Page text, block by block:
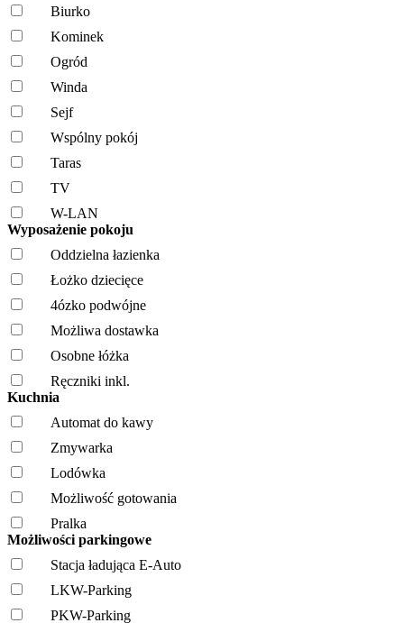
Biurko
Kominek
Ogród
Winda
Sejf
Wspólny pokój
Taras
TV
W-LAN
Wyposażenie pokoju
Oddzielna łazienka
Łożko dziecięce
4ózko podwójne
Możliwa dostawka
Osobne łóżka
Ręczniki inkl.
Kuchnia
Automat do kawy
Zmywarka
Lodówka
Możliwość gotowania
Pralka
Możliwości parkingowe
Stacja ładująca E-Auto
LKW-Parking
PKW-Parking